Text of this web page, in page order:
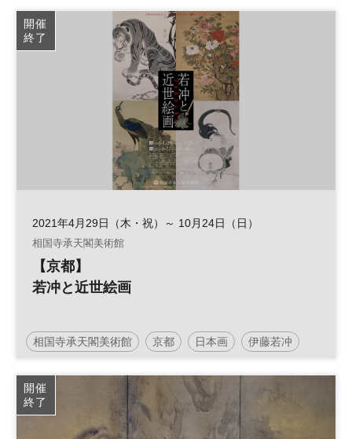
開催
終了
2021年4月29日（木・祝）～ 10月24日（日）
相国寺承天閣美術館
【京都】
若冲と近世絵画
相国寺承天閣美術館 京都 日本画 伊藤若冲
開催
終了